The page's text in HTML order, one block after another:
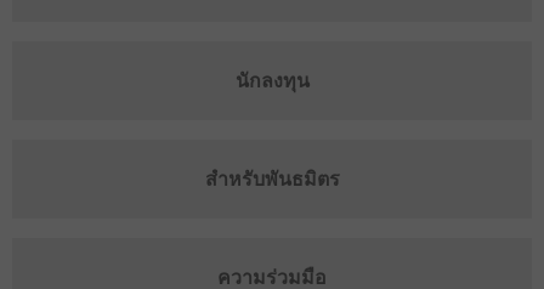
นักลงทุน
สำหรับพันธมิตร
ความร่วมมือ